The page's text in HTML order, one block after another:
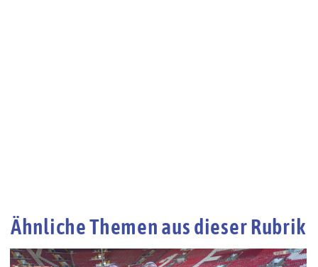
Ähnliche Themen aus dieser Rubrik